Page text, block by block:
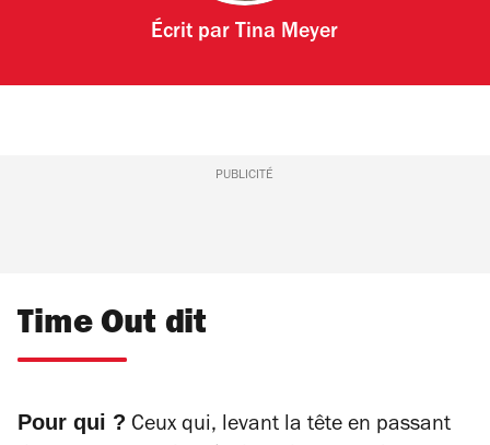
Écrit par Tina Meyer
PUBLICITÉ
Time Out dit
Pour qui ? Ceux qui, levant la tête en passant